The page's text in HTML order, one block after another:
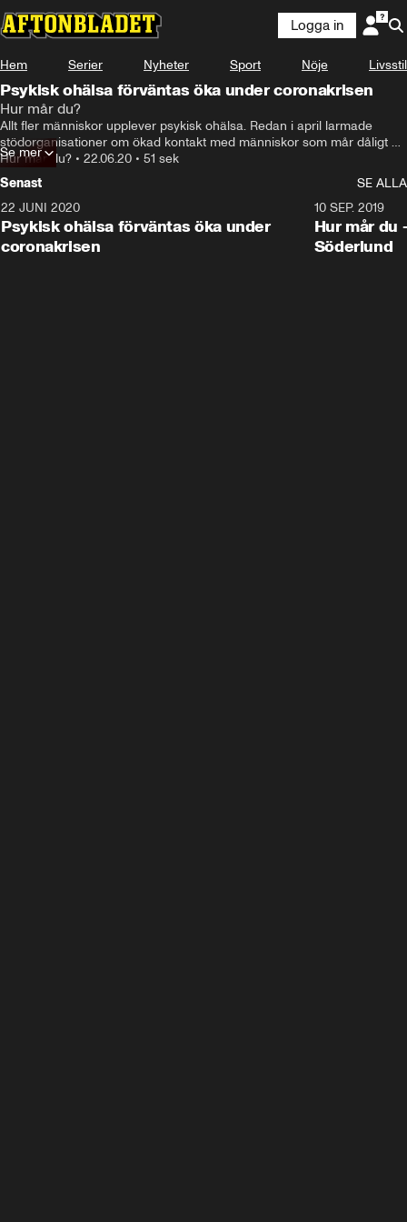
Logga in
Hem Serier Nyheter Sport Nöje Livsstil
Psykisk ohälsa förväntas öka under coronakrisen
Hur mår du?
Allt fler människor upplever psykisk ohälsa. Redan i april larmade
stödorganisationer om ökad kontakt med människor som mår dåligt
och mycket pekar på att det är pågrund av coronakrisen.
Hur mår du? • 22.06.20 • 51 sek
Se mer
Senast
SE ALLA
22 JUNI 2020
Psykisk ohälsa förväntas öka under
coronakrisen
10 SEP. 2019
Hur mår du
Söderlund